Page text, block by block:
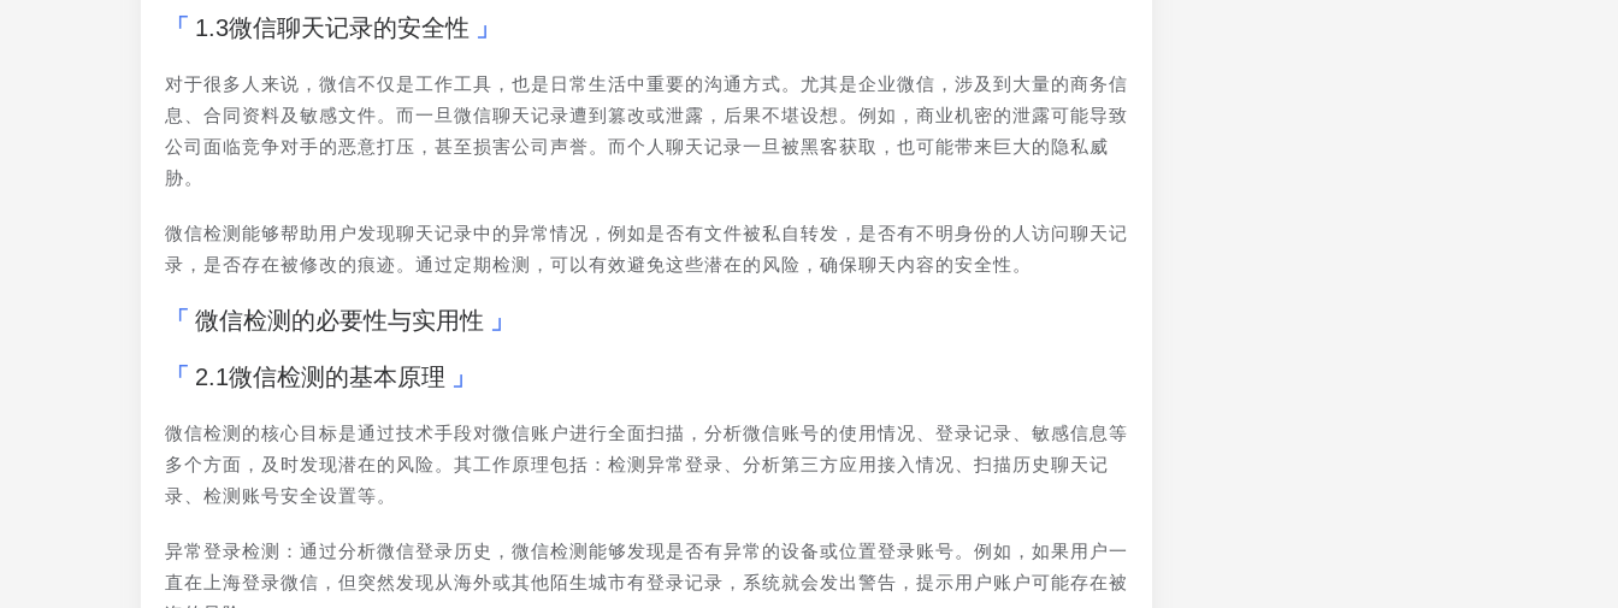
1.3微信聊天记录的安全性
对于很多人来说，微信不仅是工作工具，也是日常生活中重要的沟通方式。尤其是企业微信，涉及到大量的商务信
息、合同资料及敏感文件。而一旦微信聊天记录遭到篡改或泄露，后果不堪设想。例如，商业机密的泄露可能导致
公司面临竞争对手的恶意打压，甚至损害公司声誉。而个人聊天记录一旦被黑客获取，也可能带来巨大的隐私威
胁。
微信检测能够帮助用户发现聊天记录中的异常情况，例如是否有文件被私自转发，是否有不明身份的人访问聊天记
录，是否存在被修改的痕迹。通过定期检测，可以有效避免这些潜在的风险，确保聊天内容的安全性。
微信检测的必要性与实用性
2.1微信检测的基本原理
微信检测的核心目标是通过技术手段对微信账户进行全面扫描，分析微信账号的使用情况、登录记录、敏感信息等
多个方面，及时发现潜在的风险。其工作原理包括：检测异常登录、分析第三方应用接入情况、扫描历史聊天记
录、检测账号安全设置等。
异常登录检测：通过分析微信登录历史，微信检测能够发现是否有异常的设备或位置登录账号。例如，如果用户一
直在上海登录微信，但突然发现从海外或其他陌生城市有登录记录，系统就会发出警告，提示用户账户可能存在被